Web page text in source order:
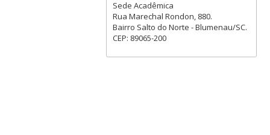
Sede Acadêmica
Rua Marechal Rondon, 880.
Bairro Salto do Norte - Blumenau/SC.
CEP: 89065-200